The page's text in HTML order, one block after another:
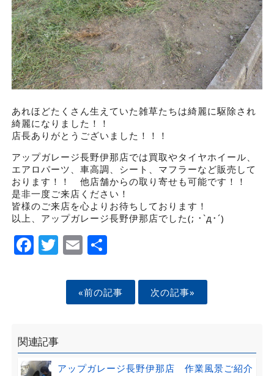
あれほどたくさん生えていた雑草たちは綺麗に駆除され
綺麗になりました！！
店長ありがとうございました！！！
アップガレージ長野伊那店では買取やタイヤホイール、
エアロパーツ、車高調、シート、マフラーなど販売して
おります！！ 他店舗からの取り寄せも可能です！！
是非一度ご来店ください！
皆様のご来店を心よりお待ちしております！
以上、アップガレージ長野伊那店でした(; ･`д･´)
Facebook
Twitter
EmailShare
«前の記事 次の記事»
関連記事
アップガレージ長野伊那店 作業風景ご紹介